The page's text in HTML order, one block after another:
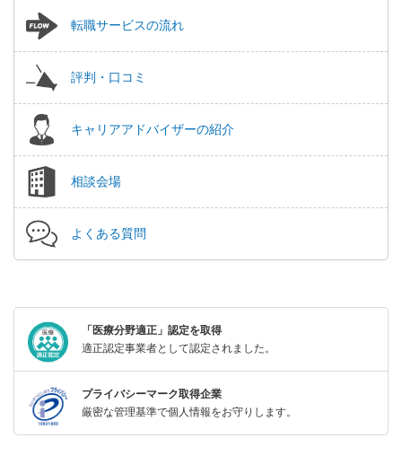
転職サービスの流れ
評判・口コミ
キャリアアドバイザーの紹介
相談会場
よくある質問
「医療分野適正」認定を取得
適正認定事業者として認定されました。
プライバシーマーク取得企業
厳密な管理基準で個人情報をお守りします。